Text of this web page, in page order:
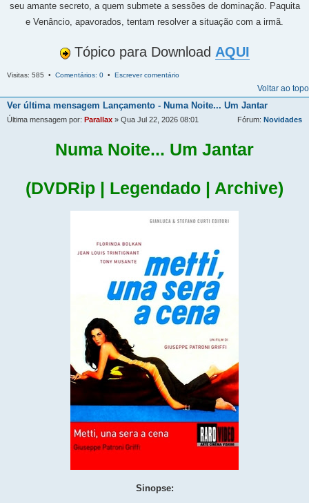
seu amante secreto, a quem submete a sessões de dominação. Paquita
e Venâncio, apavorados, tentam resolver a situação com a irmã.
Tópico para Download AQUI
Visitas: 585 • Comentários: 0 • Escrever comentário
Voltar ao topo
Ver última mensagem Lançamento - Numa Noite... Um Jantar
Última mensagem por: Parallax » Qua Jul 22, 2026 08:01 Fórum: Novidades
Numa Noite... Um Jantar
(DVDRip | Legendado | Archive)
Sinopse: